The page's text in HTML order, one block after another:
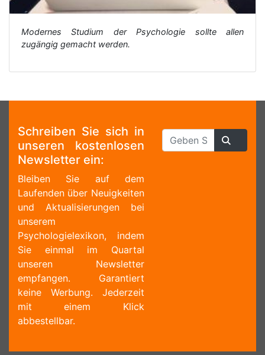
Modernes Studium der Psychologie sollte allen
zugängig gemacht werden.
Schreiben Sie sich in
unseren kostenlosen
Newsletter ein:
Bleiben Sie auf dem
Laufenden über Neuigkeiten
und Aktualisierungen bei
unserem
Psychologielexikon, indem
Sie einmal im Quartal
unseren Newsletter
empfangen. Garantiert
keine Werbung. Jederzeit
mit einem Klick
abbestellbar.